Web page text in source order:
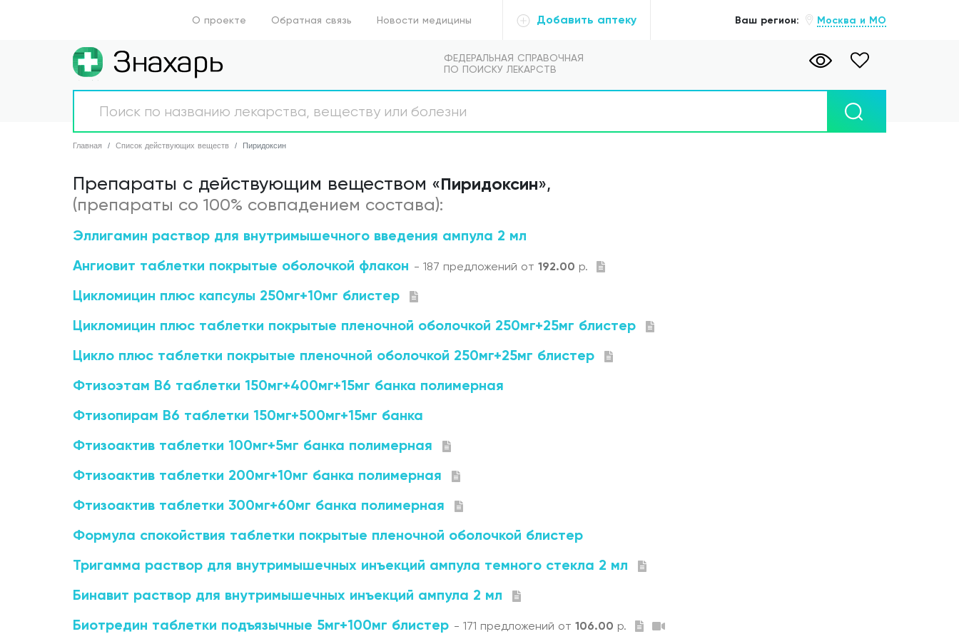
Главная
Аптеки
Болезни
Новости
Препараты
Добавить аптеку
О проекте Обратная связь Новости медицины Добавить аптеку Ваш регион: Москва и МО
ФЕДЕРАЛЬНАЯ СПРАВОЧНАЯ
ПО ПОИСКУ ЛЕКАРСТВ
Главная Список действующих веществ Пиридоксин
Препараты c действующим веществом «Пиридоксин»,
(препараты со 100% совпадением состава):
Эллигамин раствор для внутримышечного введения ампула 2 мл
Ангиовит таблетки покрытые оболочкой флакон - 187 предложений от 192.00 р.
Цикломицин плюс капсулы 250мг+10мг блистер
Цикломицин плюс таблетки покрытые пленочной оболочкой 250мг+25мг блистер
Цикло плюс таблетки покрытые пленочной оболочкой 250мг+25мг блистер
Фтизоэтам В6 таблетки 150мг+400мг+15мг банка полимерная
Фтизопирам В6 таблетки 150мг+500мг+15мг банка
Фтизоактив таблетки 100мг+5мг банка полимерная
Фтизоактив таблетки 200мг+10мг банка полимерная
Фтизоактив таблетки 300мг+60мг банка полимерная
Формула спокойствия таблетки покрытые пленочной оболочкой блистер
Тригамма раствор для внутримышечных инъекций ампула темного стекла 2 мл
Бинавит раствор для внутримышечных инъекций ампула 2 мл
Биотредин таблетки подъязычные 5мг+100мг блистер - 171 предложений от 106.00 р.